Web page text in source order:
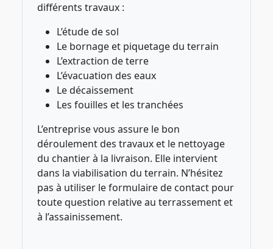
différents travaux :
L’étude de sol
Le bornage et piquetage du terrain
L’extraction de terre
L’évacuation des eaux
Le décaissement
Les fouilles et les tranchées
L’entreprise vous assure le bon
déroulement des travaux et le nettoyage
du chantier à la livraison. Elle intervient
dans la viabilisation du terrain. N’hésitez
pas à utiliser le formulaire de contact pour
toute question relative au terrassement et
à l’assainissement.